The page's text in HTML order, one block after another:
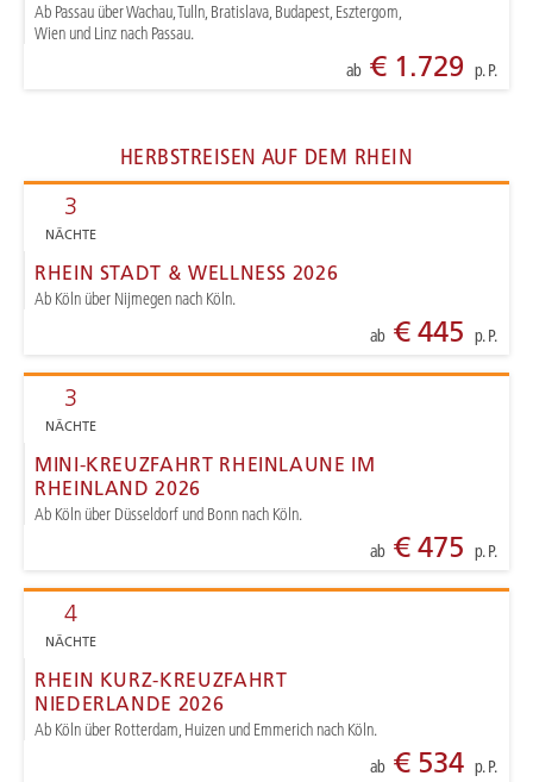
Ab Passau über Wachau, Tulln, Bratislava, Budapest, Esztergom,
Wien und Linz nach Passau.
ab€ 1.729 p. P.
HERBSTREISEN AUF DEM RHEIN
3
NÄCHTE
RHEIN STADT & WELLNESS 2026
Ab Köln über Nijmegen nach Köln.
ab€ 445 p. P.
3
NÄCHTE
MINI-KREUZFAHRT RHEINLAUNE IM
RHEINLAND 2026
Ab Köln über Düsseldorf und Bonn nach Köln.
ab€ 475 p. P.
4
NÄCHTE
RHEIN KURZ-KREUZFAHRT
NIEDERLANDE 2026
Ab Köln über Rotterdam, Huizen und Emmerich nach Köln.
ab€ 534 p. P.